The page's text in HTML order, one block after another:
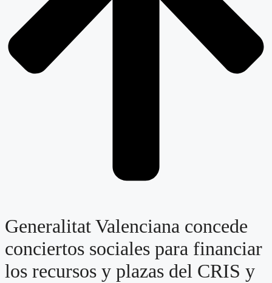
Generalitat Valenciana concede
conciertos sociales para financiar
los recursos y plazas del CRIS y